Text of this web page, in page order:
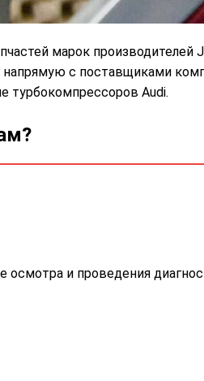
марок производителей
напрямую с поставщиками
турбокомпрессоров Audi.
осмотра и проведения